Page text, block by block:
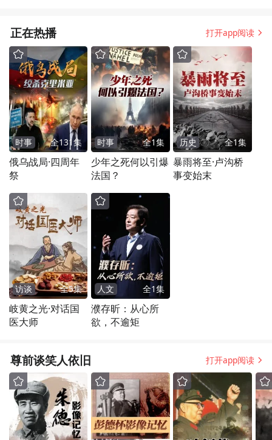
正在热播 打开app阅读
时事 全131集
俄乌战局·四周年
祭
时事 全1集
少年之死何以引爆
法国？
历史 全1集
暴雨将至·卢沟桥
事变始末
访谈 全5集
岐黄之光·对话国
医大师
人文 全1集
濮存昕：从心所
欲，不逾矩
尊前谈笑人依旧 打开app阅读